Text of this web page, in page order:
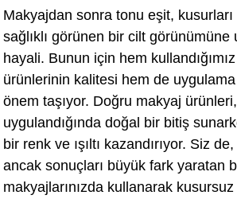
Makyajdan sonra tonu eşit, kusurları
sağlıklı görünen bir cilt
hayali. Bunun için hem
ürünlerinin kalitesi hem de
önem taşıyor. Doğru makyaj
uygulandığında doğal bir bitiş
bir renk ve ışıltı kazandırıyor. Siz
ancak sonuçları büyük fark yaratan
makyajlarınızda kullanarak